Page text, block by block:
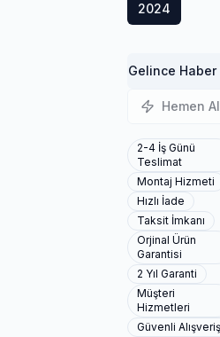
2024
Gelince Haber
Hemen Al
2-4 İş Günü
Teslimat
Montaj Hizmeti
Hızlı İade
Taksit İmkanı
Orjinal Ürün
Garantisi
2 Yıl Garanti
Müşteri
Hizmetleri
Güvenli Alışveriş